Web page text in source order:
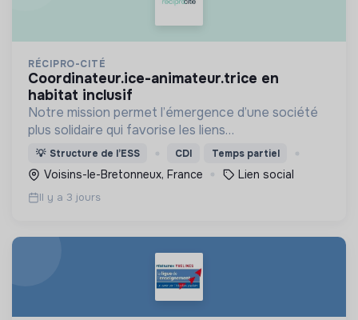
RÉCIPRO-CITÉ
coordinateur.ice-animateur.trice en
habitat inclusif
Notre mission permet l’émergence d’une société
plus solidaire qui favorise les liens
intergénérationnels pour accompagner le
vieillissement de la population et agir contre le
délitement du lien social
💡 Structure de l’ESS CDI Temps partiel
Voisins-le-Bretonneux, France Lien social
Il y a 3 jours